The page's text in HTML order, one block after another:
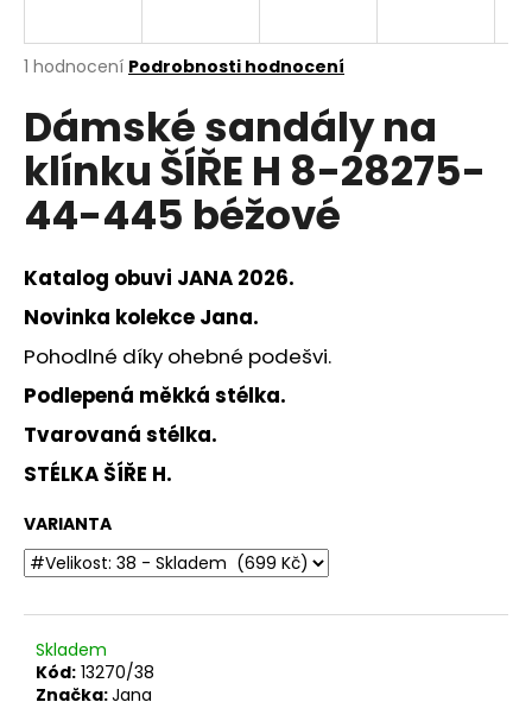
Průměrné
produktu
je
5,0
hvězdiček.
1 hodnocení Podrobnosti hodnocení
Dámské sandály na
klínku ŠÍŘE H 8-28275-
44-445 béžové
Katalog obuvi JANA 2026.
Novinka kolekce Jana.
Pohodlné díky ohebné podešvi.
Podlepená měkká stélka.
Tvarovaná stélka.
STÉLKA ŠÍŘE H.
VARIANTA
Skladem
Kód: 13270/38
Značka:Jana
j
t
?
HLEDAT
o
p
r
u
č
u
j
e
m
e